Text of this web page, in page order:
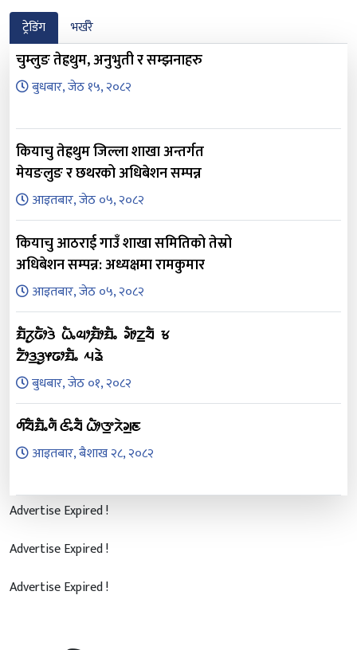
ट्रेडिंग भर्खरै
चुम्लुङ तेह्रथुम, अनुभुती र सम्झनाहरु
बुधबार, जेठ १५, २०८२
कियाचु तेह्रथुम जिल्ला शाखा अन्तर्गत
मेयङलुङ र छथरको अधिबेशन सम्पन्न
आइतबार, जेठ ०५, २०८२
कियाचु आठराई गाउँ शाखा समितिको तेस्रो
अधिबेशन सम्पन्न: अध्यक्षमा रामकुमार
आइतबार, जेठ ०५, २०८२
ᤀᤠᤖᤢᤒᤥᤋᤧ ᤐᤠᤱᤓᤣ᤹ᤀᤥᤀᤠᤱ ᤆᤥᤁ᤻ᤔᤠ ᤃ
ᤁᤥᤋ᤻ᤋᤢᤶᤒᤣᤀᤠᤱ ᤘᤕᤧ
बुधबार, जेठ ०१, २०८२
ᤛᤡᤔᤠᤀᤠᤱᤛᤠ ᤜᤡᤱᤔᤠ ᤐᤥᤅ᤻ᤖᤧᤆ᤻ᤇ
आइतबार, बैशाख २८, २०८२
Advertise Expired !
Advertise Expired !
Advertise Expired !